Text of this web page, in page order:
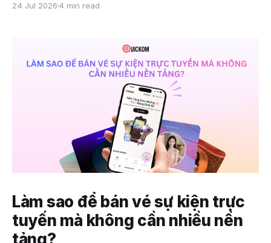
quảng cáo để đưa khách truy cập đến landing page,
24 Jul 2026 4 min read
Làm sao để bán vé sự kiện trực
tuyến mà không cần nhiều nền
tảng?